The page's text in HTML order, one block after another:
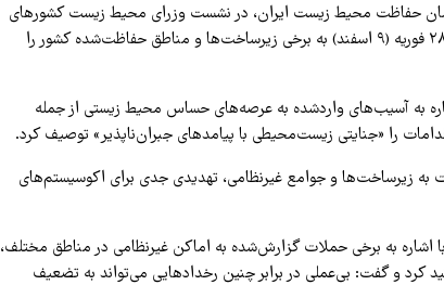
حفاظت محیط زیست ایران، در نشست وزرای محیط زیست کشورهای
عضو سازمان همکاری اقتصادی (اکو)، حملات ۲۸ فوریه (۹ اسفند) به برخی زیرساخت‌ها و مناطق حفاظت‌شده کشور را
به آسیب‌های واردشده به عرصه‌های حساس محیط زیستی از جمله
را «جنایتی زیست‌محیطی با پیامدهای جبران‌ناپذیر» توصیف کرد.
زیرساخت‌ها و جوامع غیرنظامی، تهدیدی جدی برای اکوسیستم‌های
به برخی حملات گزارش‌شده به اماکن غیرنظامی در مناطق مختلف،
کرد و گفت: بی‌عملی در برابر چنین رخدادهایی می‌تواند به تضعیف